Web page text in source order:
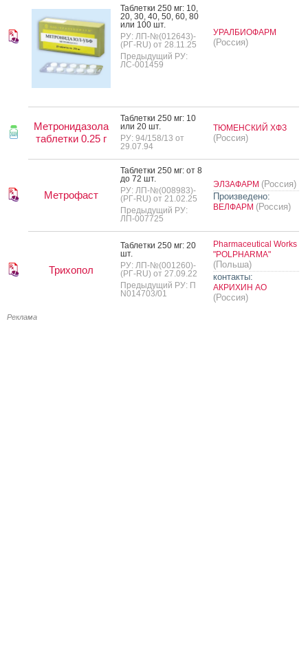
Таб­летки 250 мг: 10,
20, 30, 40, 50, 60, 80
или 100 шт.
РУ: ЛП-№(012643)-
(РГ-RU) от 28.11.25
Предыдущий РУ:
ЛС-001459
УРАЛБИОФАРМ
(Россия)
Метронидазола
таблетки 0.25 г
Таб­летки 250 мг: 10
или 20 шт.
РУ: 94/158/13 от
29.07.94
ТЮМЕНСКИЙ ХФЗ
(Россия)
Метрофаст
Таб­летки 250 мг: от 8
до 72 шт.
РУ: ЛП-№(008983)-
(РГ-RU) от 21.02.25
Предыдущий РУ:
ЛП-007725
ЭЛЗАФАРМ (Россия)
Произведено:
ВЕЛФАРМ (Россия)
Трихопол
Таб­летки 250 мг: 20
шт.
РУ: ЛП-№(001260)-
(РГ-RU) от 27.09.22
Предыдущий РУ: П
N014703/01
Pharmaceutical Works
"POLPHARMA"
(Польша)
контакты:
АКРИХИН АО
(Россия)
Реклама